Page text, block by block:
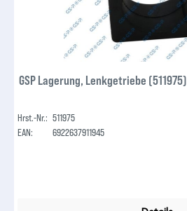
GSP Lagerung, Lenkgetriebe (511975)
Hrst.-Nr.: 511975
EAN:
6922637911945